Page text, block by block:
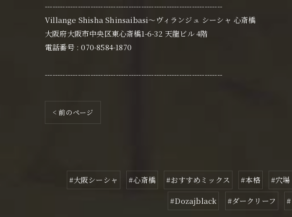
----------------------------------------------------------------------
Villange Shisha Shinsaibasi〜ヴィランジュ シーシャ 心斎橋
大阪府大阪市中央区東心斎橋1-6-32 天龍ビル 4階
電話番号 : 070-8584-1870
----------------------------------------------------------------------
< 前のページ
#大阪シーシャ #心斎橋 #おすすめミックス #本格 #穴場
#Dozajblack #ダークリーフ